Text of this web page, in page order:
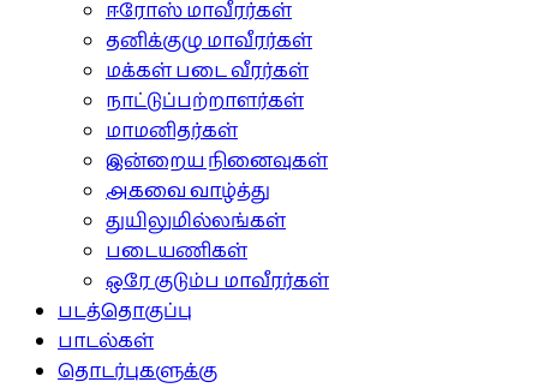
ஈரோஸ் மாவீரர்கள்
தனிக்குழு மாவீரர்கள்
மக்கள் படை வீரர்கள்
நாட்டுப்பற்றாளர்கள்
மாமனிதர்கள்
இன்றைய நினைவுகள்
அகவை வாழ்த்து
துயிலுமில்லங்கள்
படையணிகள்
ஒரே குடும்ப மாவீரர்கள்
படத்தொகுப்பு
பாடல்கள்
தொடர்புகளுக்கு